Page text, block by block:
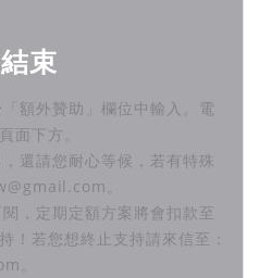
束
額外贊助」欄位中輸入。電
面下方。
還請您耐心等候，若有特殊
。
，定期定額方案將會扣款至
！若您想終止支持請來信至：
。